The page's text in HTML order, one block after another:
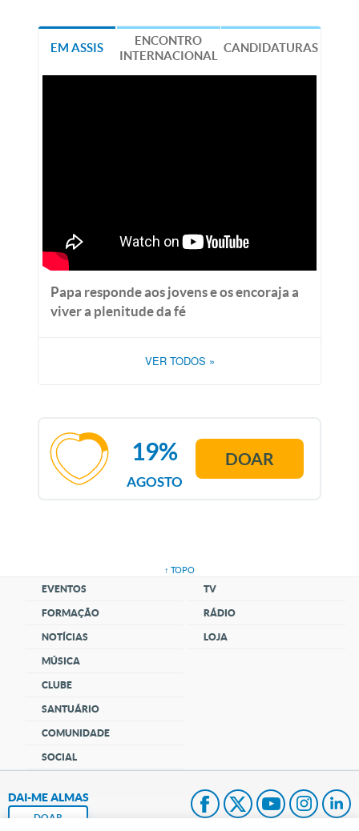
EM ASSIS
ENCONTRO
INTERNACIONAL
CANDIDATURAS
Papa responde aos jovens e os encoraja a
viver a plenitude da fé
VER TODOS »
AGOSTO
19% DOAR
↑ TOPO
EVENTOS
FORMAÇÃO
NOTÍCIAS
MÚSICA
CLUBE
SANTUÁRIO
COMUNIDADE
SOCIAL
TV
RÁDIO
LOJA
DAI-ME ALMAS
DOAR